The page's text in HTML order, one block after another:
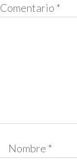
Comentario *
Nombre *